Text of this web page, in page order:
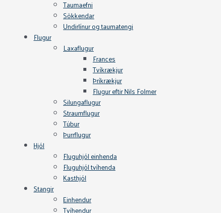
Taumaefni
Sökkendar
Undirlínur og taumatengi
Flugur
Laxaflugur
Frances
Tvíkrækjur
Þríkrækjur
Flugur eftir Nils Folmer
Silungaflugur
Straumflugur
Túbur
Þurrflugur
Hjól
Fluguhjól einhenda
Fluguhjól tvíhenda
Kasthjól
Stangir
Einhendur
Tvíhendur